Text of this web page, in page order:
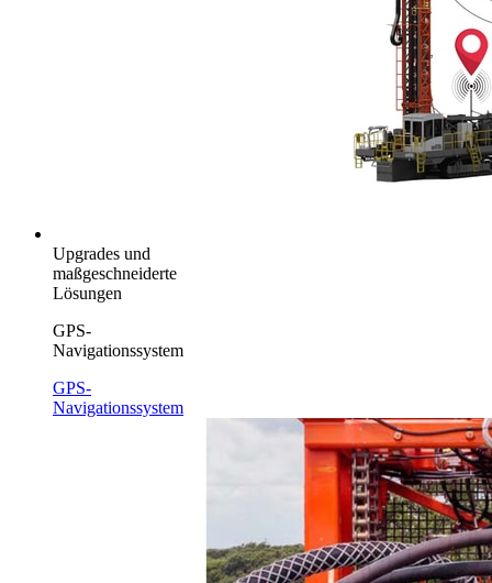
Upgrades und
maßgeschneiderte
Lösungen
GPS-
Navigationssystem
GPS-
Navigationssystem